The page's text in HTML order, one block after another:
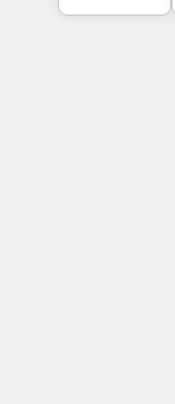
joka on